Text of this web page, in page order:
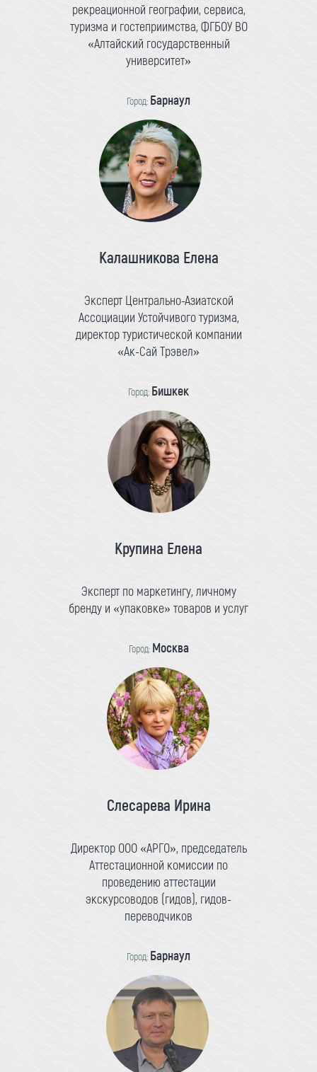
рекреационной географии, сервиса,
туризма и гостеприимства, ФГБОУ ВО
«Алтайский государственный
университет»
Город: Барнаул
Калашникова Елена
Эксперт Центрально-Азиатской
Ассоциации Устойчивого туризма,
директор туристической компании
«Ак-Сай Трэвел»
Город: Бишкек
Крупина Елена
Эксперт по маркетингу, личному
бренду и «упаковке» товаров и услуг
Город: Москва
Слесарева Ирина
Директор ООО «АРГО», председатель
Аттестационной комиссии по
проведению аттестации
экскурсоводов (гидов), гидов-
переводчиков
Город: Барнаул